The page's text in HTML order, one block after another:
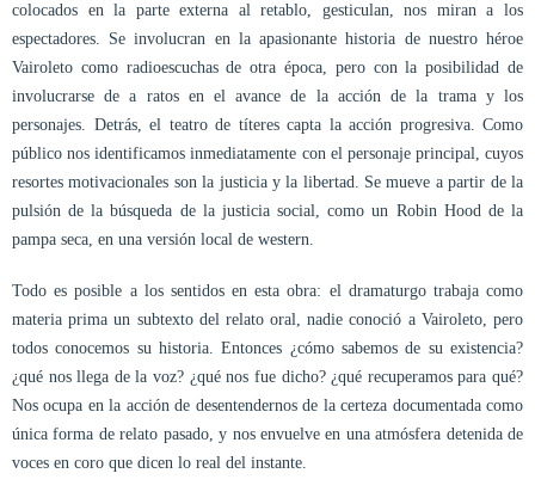
colocados en la parte externa al retablo, gesticulan, nos miran a los
espectadores. Se involucran en la apasionante historia de nuestro héroe
Vairoleto como radioescuchas de otra época, pero con la posibilidad de
involucrarse de a ratos en el avance de la acción de la trama y los
personajes. Detrás, el teatro de títeres capta la acción progresiva. Como
público nos identificamos inmediatamente con el personaje principal, cuyos
resortes motivacionales son la justicia y la libertad. Se mueve a partir de la
pulsión de la búsqueda de la justicia social, como un Robin Hood de la
pampa seca, en una versión local de western.
Todo es posible a los sentidos en esta obra: el dramaturgo trabaja como
materia prima un subtexto del relato oral, nadie conoció a Vairoleto, pero
todos conocemos su historia. Entonces ¿cómo sabemos de su existencia?
¿qué nos llega de la voz? ¿qué nos fue dicho? ¿qué recuperamos para qué?
Nos ocupa en la acción de desentendernos de la certeza documentada como
única forma de relato pasado, y nos envuelve en una atmósfera detenida de
voces en coro que dicen lo real del instante.